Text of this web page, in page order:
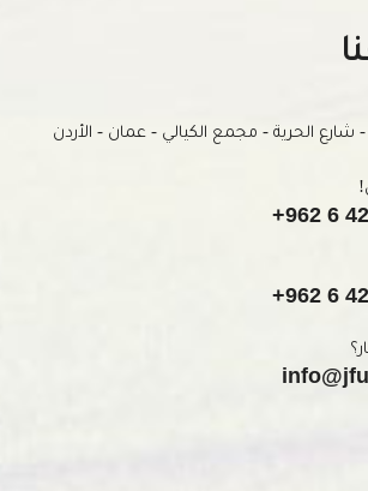
- شارع الحرية - مجمع الكيالي - عمان - الأردن
+962 6
+962 6